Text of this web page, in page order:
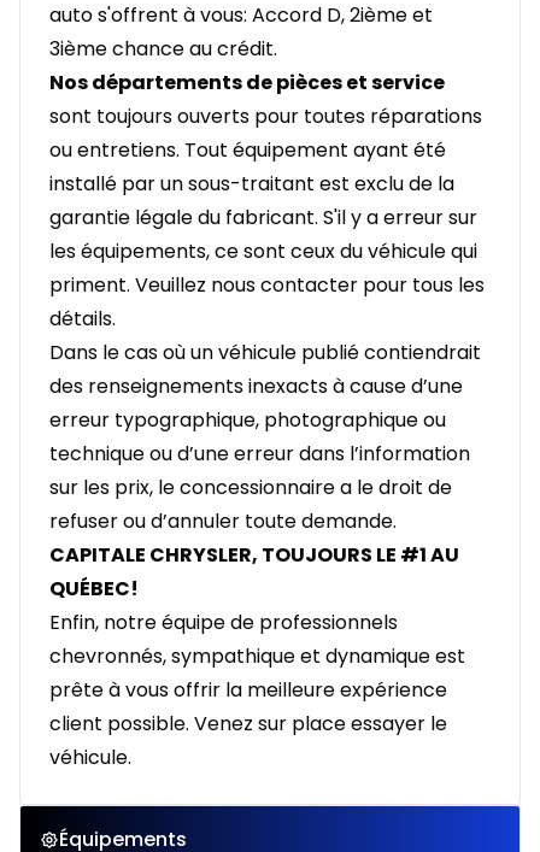
auto s'offrent à vous: Accord D, 2ième et
3ième chance au crédit.
Nos départements de pièces et service
sont toujours ouverts pour toutes réparations
ou entretiens. Tout équipement ayant été
installé par un sous-traitant est exclu de la
garantie légale du fabricant. S'il y a erreur sur
les équipements, ce sont ceux du véhicule qui
priment. Veuillez nous contacter pour tous les
détails.
Dans le cas où un véhicule publié contiendrait
des renseignements inexacts à cause d’une
erreur typographique, photographique ou
technique ou d’une erreur dans l’information
sur les prix, le concessionnaire a le droit de
refuser ou d’annuler toute demande.
CAPITALE CHRYSLER, TOUJOURS LE #1 AU
QUÉBEC!
Enfin, notre équipe de professionnels
chevronnés, sympathique et dynamique est
prête à vous offrir la meilleure expérience
client possible. Venez sur place essayer le
véhicule.
Équipements